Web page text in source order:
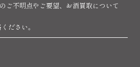
ご不明点やご要望、お酒買取について
ださい。